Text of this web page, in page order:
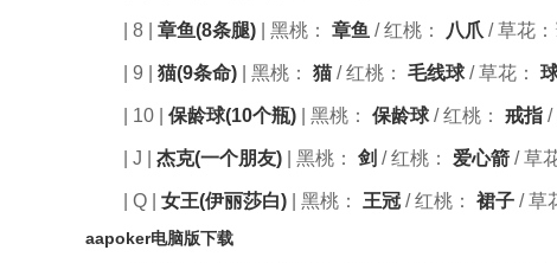
| 8 | 章鱼(8条腿) | 黑桃： 章鱼 / 红桃： 八爪 / 草花
| 9 | 猫(9条命) | 黑桃： 猫/ 红桃： 毛线球/ 草花：️
| 10 | 保龄球(10个瓶) | 黑桃： 保龄球/ 红桃： 戒指 /
| J | 杰克(一个朋友) | 黑桃：️ 剑 / 红桃： 爱心箭 / 草
| Q | 女王(伊丽莎白) | 黑桃： 王冠 / 红桃： 裙子 / 草
aapoker电脑版下载